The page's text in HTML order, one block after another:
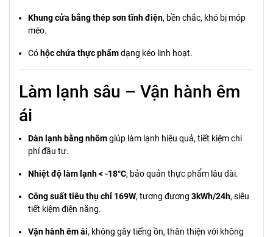
Khung cửa bằng thép sơn tĩnh điện, bền chắc, khó bị móp
méo.
Có hộc chứa thực phẩmdạng kéo linh hoạt.
Làm lạnh sâu – Vận hành êm
ái
Dàn lạnh bằng nhômgiúp làm lạnh hiệu quả, tiết kiệm chi
phí đầu tư.
Nhiệt độ làm lạnh < -18°C, bảo quản thực phẩm lâu dài.
Công suất tiêu thụ chỉ 169W, tương đương 3kWh/24h, siêu
tiết kiệm điện năng.
Vận hành êm ái, không gây tiếng ồn, thân thiện với không